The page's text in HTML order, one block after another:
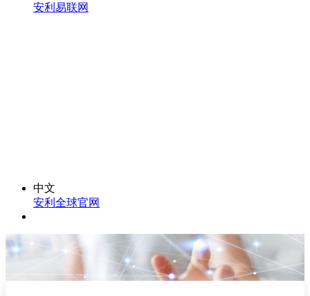
安利易联网
中文
安利全球官网